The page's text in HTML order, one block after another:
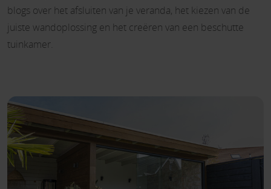
blogs over het afsluiten van je veranda, het kiezen van de
juiste wandoplossing en het creëren van een beschutte
tuinkamer.